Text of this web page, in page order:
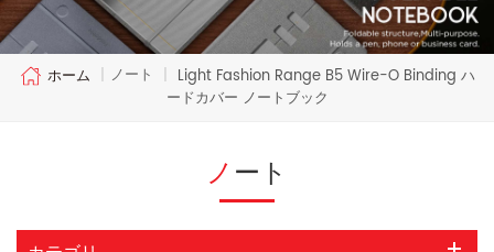
ホーム | ノート | Light Fashion Range B5 Wire-O Binding ハ
ードカバー ノートブック
ノート